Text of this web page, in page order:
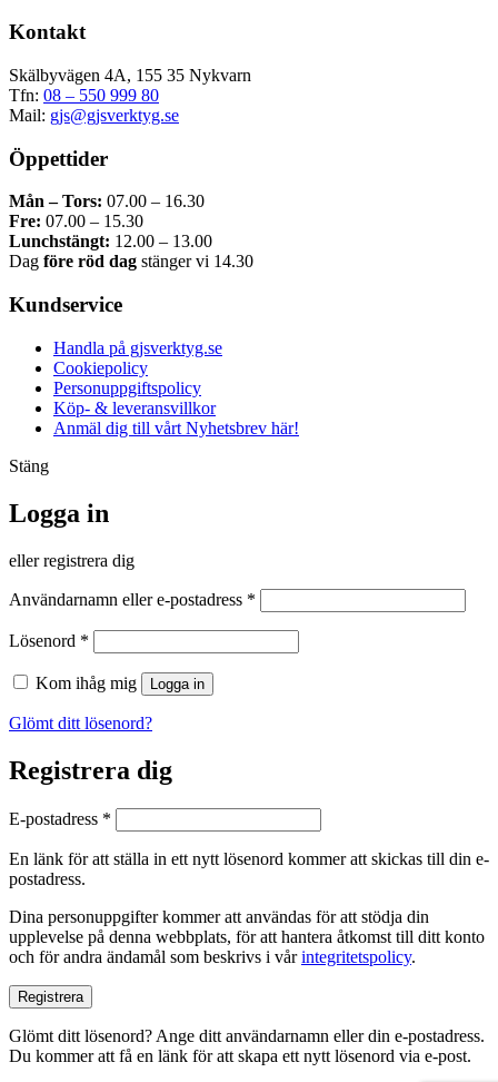
Kontakt
Skälbyvägen 4A, 155 35 Nykvarn
Tfn: 08 – 550 999 80
Mail: gjs@gjsverktyg.se
Öppettider
Mån – Tors: 07.00 – 16.30
Fre: 07.00 – 15.30
Lunchstängt: 12.00 – 13.00
Dag före röd dag stänger vi 14.30
Kundservice
Handla på gjsverktyg.se
Cookiepolicy
Personuppgiftspolicy
Köp- & leveransvillkor
Anmäl dig till vårt Nyhetsbrev här!
Stäng
Logga in
eller registrera dig
Användarnamn eller e-postadress *
Lösenord *
Kom ihåg mig Logga in
Glömt ditt lösenord?
Registrera dig
E-postadress *
En länk för att ställa in ett nytt lösenord kommer att skickas till din e-
postadress.
Dina personuppgifter kommer att användas för att stödja din
upplevelse på denna webbplats, för att hantera åtkomst till ditt konto
och för andra ändamål som beskrivs i vårintegritetspolicy.
Registrera
Glömt ditt lösenord? Ange ditt användarnamn eller din e-postadress.
Du kommer att få en länk för att skapa ett nytt lösenord via e-post.